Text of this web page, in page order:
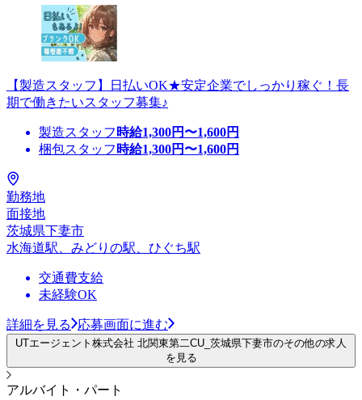
【製造スタッフ】日払いOK★安定企業でしっかり稼ぐ！長
期で働きたいスタッフ募集♪
製造スタッフ 時給1,300円〜1,600円
梱包スタッフ 時給1,300円〜1,600円
勤務地
面接地
茨城県下妻市
水海道駅、みどりの駅、ひぐち駅
交通費支給
未経験OK
詳細を見る 応募画面に進む
UTエージェント株式会社 北関東第二CU_茨城県下妻市のその他の求人
を見る
アルバイト・パート